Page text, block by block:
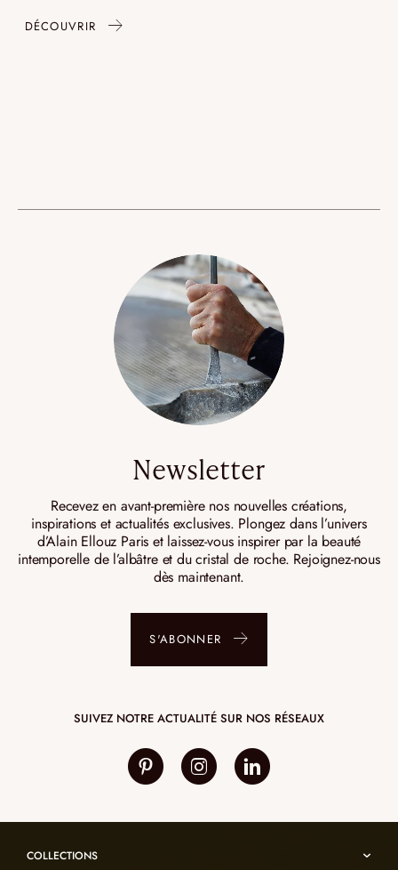
DÉCOUVRIR
Newsletter
Recevez en avant-première nos nouvelles créations,
inspirations et actualités exclusives. Plongez dans l’univers
d’Alain Ellouz Paris et laissez-vous inspirer par la beauté
intemporelle de l’albâtre et du cristal de roche. Rejoignez-nous
dès maintenant.
S'ABONNER
SUIVEZ NOTRE ACTUALITÉ SUR NOS RÉSEAUX
COLLECTIONS